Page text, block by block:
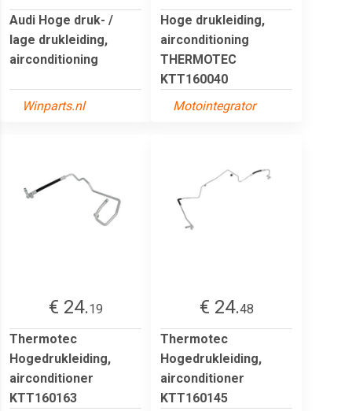
Audi Hoge druk- /
lage drukleiding,
airconditioning
Winparts.nl
Hoge drukleiding,
airconditioning
THERMOTEC
KTT160040
Motointegrator
€ 24.19
Thermotec
Hogedrukleiding,
airconditioner
KTT160163
€ 24.48
Thermotec
Hogedrukleiding,
airconditioner
KTT160145